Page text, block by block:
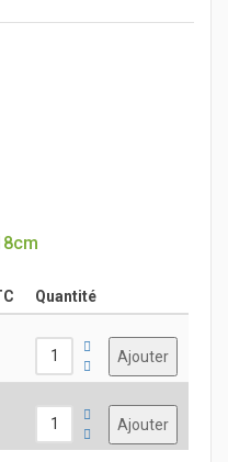
Quantité